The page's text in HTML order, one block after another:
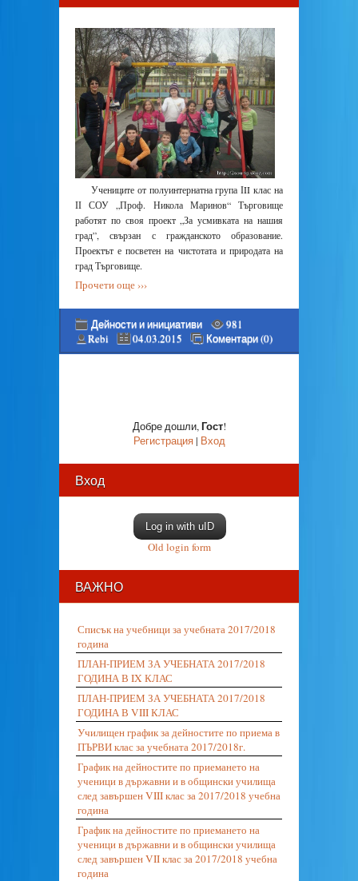
Учениците от полуинтернатна група ІII клас на
ІІ СОУ „Проф. Никола Маринов“ Търговище
работят по своя проект „За усмивката на нашия
град”, свързан с гражданското образование.
Проектът е посветен на чистотата и природата на
град Търговище.
Прочети още ›››
Дейности и инициативи
981
Rebi
04.03.2015 Коментари (0)
Добре дошли,Гост!
Регистрация| Вход
Вход
Log in with uID
Old login form
ВАЖНО
Списък на учебници за учебната 2017/2018
година
ПЛАН-ПРИЕМ ЗА УЧЕБНАТА 2017/2018
ГОДИНА В IX КЛАС
ПЛАН-ПРИЕМ ЗА УЧЕБНАТА 2017/2018
ГОДИНА В VIII КЛАС
Училищен график за дейностите по приема в
ПЪРВИ клас за учебната 2017/2018г.
График на дейностите по приемането на
ученици в държавни и в общински училища
след завършен VIII клас за 2017/2018 учебна
година
График на дейностите по приемането на
ученици в държавни и в общински училища
след завършен VII клас за 2017/2018 учебна
година